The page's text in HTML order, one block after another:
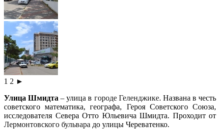
1 2 ►
Улица Шмидта – улица в городе Геленджике. Названа в честь
советского математика, географа, Героя Советского Союза,
исследователя Севера Отто Юльевича Шмидта. Проходит от
Лермонтовского бульвара до улицы Череватенко.